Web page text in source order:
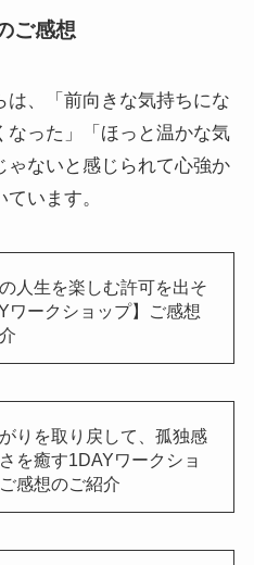
ご感想
は、「前向きな気持ちにな
なった」「ほっと温かな気
ゃないと感じられて心強か
います。
の人生を楽しむ許可を出そ
ワークショップ】ご感想
がりを取り戻して、孤独感
を癒す1DAYワークショ
感想のご紹介